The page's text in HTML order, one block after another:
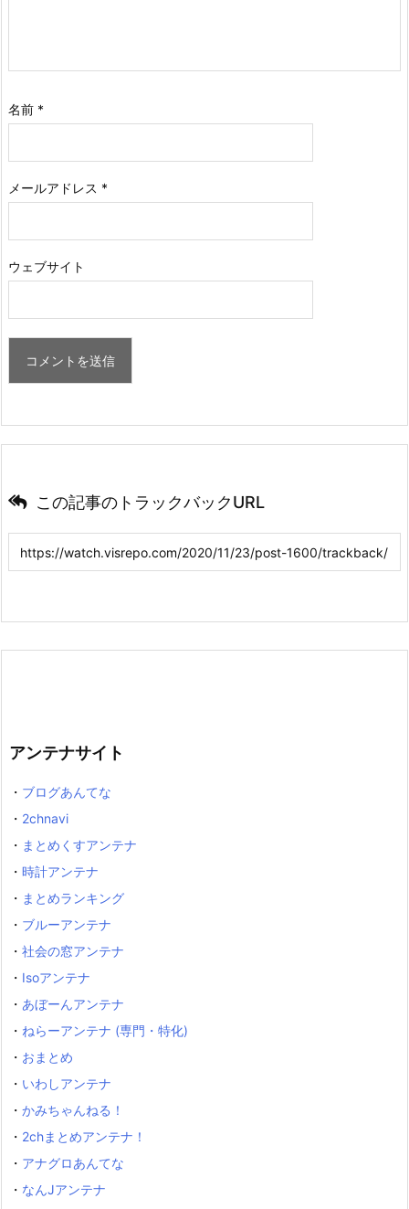
名前 *
メールアドレス *
ウェブサイト
この記事のトラックバックURL
アンテナサイト
・ ブログあんてな
・ 2chnavi
・ まとめくすアンテナ
・ 時計アンテナ
・ まとめランキング
・ ブルーアンテナ
・ 社会の窓アンテナ
・ Isoアンテナ
・ あぼーんアンテナ
・ ねらーアンテナ (専門・特化)
・ おまとめ
・ いわしアンテナ
・ かみちゃんねる！
・ 2chまとめアンテナ！
・ アナグロあんてな
・ なんJアンテナ